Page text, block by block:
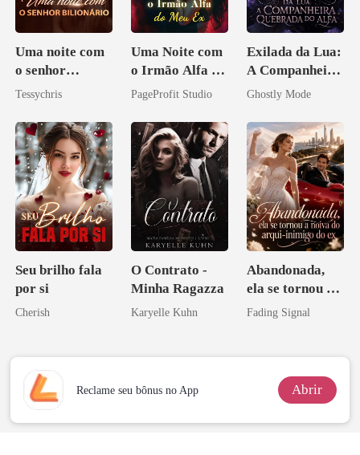
Uma noite com
o senhor
Bilionário
Tessychris
Uma Noite com
o Irmão Alfa do
Meu Ex
PageProfit Studio
Exilada da Lua:
A Companheira
Quebrada do
Ghostly Mode
Seu brilho fala
por si
Cherish
O Contrato -
Minha Ragazza
Karyelle Kuhn
Abandonada,
ela se tornou a
noiva do arqui-
Fading Signal
Reclame seu bônus no App Abrir